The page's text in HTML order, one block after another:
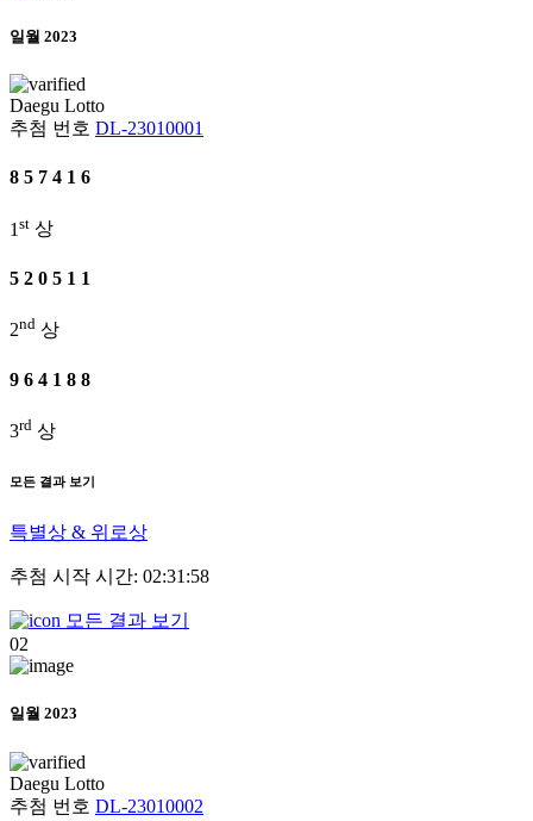
일월 2023
Daegu Lotto
추첨 번호 DL-23010001
8 5 7 4 1 6
1 st 상
5 2 0 5 1 1
2nd 상
9 6 4 1 8 8
3rd 상
모든 결과 보기
특별상 & 위로상
추첨 시작 시간: 02:31:58
모든 결과 보기
02
일월 2023
Daegu Lotto
추첨 번호 DL-23010002